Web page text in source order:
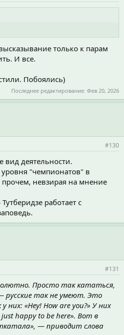
только к парам
И все.
Побоялись)
Последнее редактирование: Фев 20, 2026
#130
вид деятельности.
"чемпионатов" в
прочем, невзирая на мнение
работает с
#131
Просто так кататься,
русские так не умеют. Это
них: «Hey! How are you?» У них
happy to be here». Вот в
— приводит слова